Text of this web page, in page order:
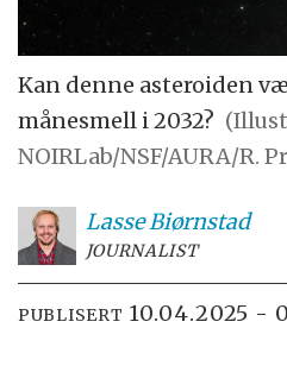
Kan denne asteroiden
månesmell i 2032?
NOIRLab/NSF/AURA/R.
Lasse Biørnstad
JOURNALIST
PUBLISERT 10.04.2025 -